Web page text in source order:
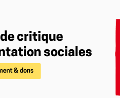
critique
sociales
& dons